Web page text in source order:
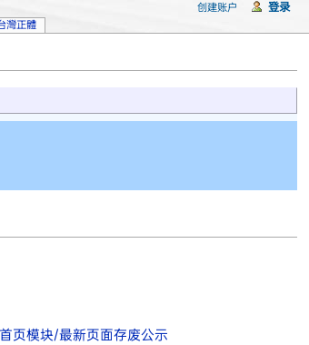
页模块/最新页面存废公示
灣正體
创建账户 登录